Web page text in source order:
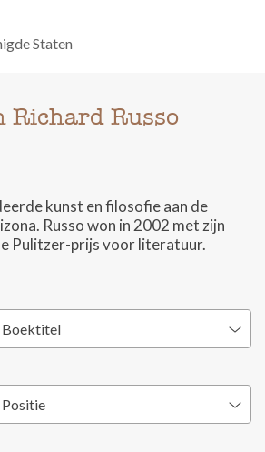
Staten
Richard Russo
kunst en filosofie aan de
Russo won in 2002 met zijn
Pulitzer-prijs voor literatuur.
Boektitel
Positie